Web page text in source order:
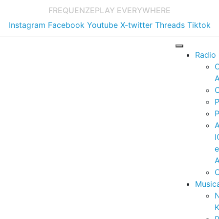
FREQUENZEPLAY EVERYWHERE
Instagram Facebook Youtube X-twitter Threads Tiktok
Radio
e